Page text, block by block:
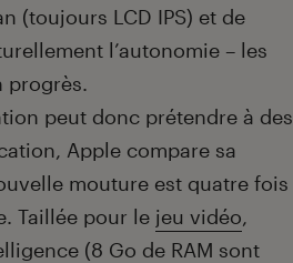
(toujours LCD IPS) et de
l’autonomie – les
progrès.
peut donc prétendre à des
Apple compare sa
mouture est quatre fois
Taillée pour le jeu vidéo,
(8 Go de RAM sont